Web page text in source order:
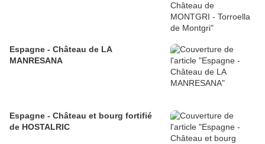
Espagne - Château de LA
MANRESANA
Espagne - Château et bourg fortifié
de HOSTALRIC